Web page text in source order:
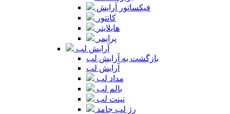
فیکساتور آرایش
کانتور
هایلایتر
پرایمر
آرایش لب
بازگشت به آرایش لب
آرایش لب
مداد لب
بالم لب
تینت لب
رژ لب جامد